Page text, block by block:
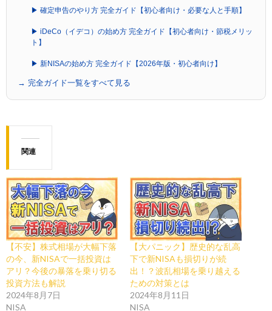
▶ 確定申告のやり方 完全ガイド【初心者向け・必要な人と手順】
▶ iDeCo（イデコ）の始め方 完全ガイド【初心者向け・節税メリッ
ト】
▶ 新NISAの始め方 完全ガイド【2026年版・初心者向け】
→ 完全ガイド一覧をすべて見る
関連
【不安】株式相場が大幅下落
の今、新NISAで一括投資は
アリ？今後の暴落を乗り切る
投資方法も解説
2024年8月7日
NISA
【大パニック】歴史的な乱高
下で新NISAも損切りが続
出！？波乱相場を乗り越える
ための対策とは
2024年8月11日
NISA